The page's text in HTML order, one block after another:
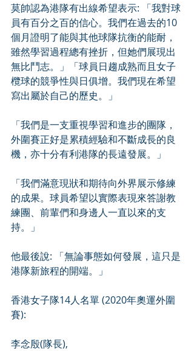
莫帥認為港隊有出線希望表示: 「我對球
員有百分之百的信心。我們在過去的10
個月證明了能與其他球隊抗衡的能耐，
雖然學習過程總有挫折，但她們展現出
無比鬥志。」「球員日趨成熟而且女子
欖球的競爭性與日俱增。我們現在希望
寫出屬於自己的歷史。」
「我們是一支重視學習和進步的團隊，
外圍賽正好是累積經驗和不斷成長的良
機，亦十分有利港隊的長遠發展。」
「我們滿意現狀和期待向外界展示修練
的成果。球員希望以實際表現來答謝教
練團、前輩們和身邊人一直以來的支
持。」
他最後說: 「無論事態如何發展，這只是
港隊新旅程的開端。」
香港女子隊14人名單​ (2020年奧運外圍
賽):​
李念殷(隊長),​